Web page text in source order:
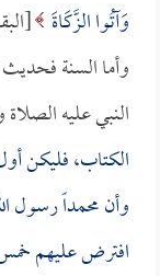
وَآتُوا الزَّكَاةَ
وأما السنة فحديث
النبي عليه الصلاة
الكتاب، فليكن
وأن محمداً رسول
افترض عليهم